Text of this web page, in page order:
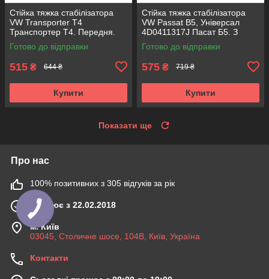
Стійка тяжка стабілізатора
VW Transporter T4
Транспортер Т4. Передня.
КОРЕЯ Acsuss!
Готово до відправки
515 ₴ 644 ₴
Купити
Стійка тяжка стабілізатора
VW Passat B5, Універсал
4D0411317J Пасат Б5. З
Пальцями.
Готово до відправки
575 ₴ 719 ₴
Купити
Показати ще
Про нас
100% позитивних з 305 відгуків за рік
Працює з 22.02.2018
м. Київ
03045, Столичне шосе, 104B, Київ, Україна
Контакти